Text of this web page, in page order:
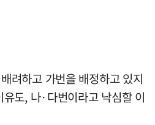
려하고 가번을 배정하고 있지
도, 나·다번이라고 낙심할 이